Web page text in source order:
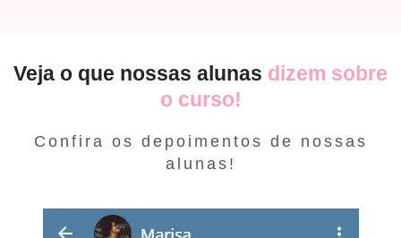
Veja o que nossas alunas dizem sobre
o curso!
Confira os depoimentos de nossas
alunas!